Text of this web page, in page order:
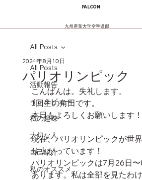
FALCON
九州産業大学空手道部
All Posts
活動報告
インタビュー
私の趣味
大切な人
自己紹介
私のオススメ
All Posts
パリオリンピック
2024年8月10日
こんばんは。失礼します。
3回生の角田です。
本日もよろしくお願いします！
現在、パリオリンピックが世
り上がっています！
パリオリンピックは7月26日〜
あります。私は全部を見たわ